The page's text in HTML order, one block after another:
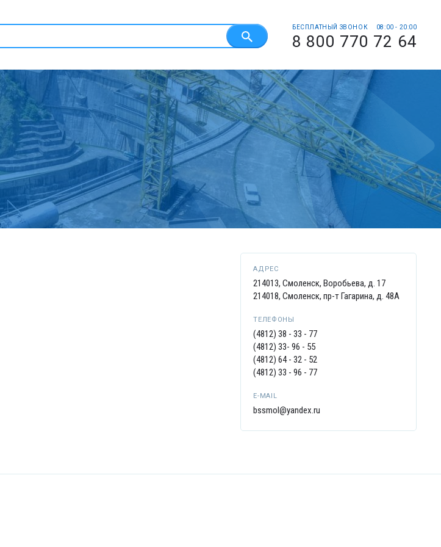
БЕСПЛАТНЫЙ ЗВОНОК 08:00 - 20:00
8 800 770 72 64
АДРЕС
214013, Смоленск, Воробьева, д. 17
214018, Смоленск, пр-т Гагарина, д. 48А
ТЕЛЕФОНЫ
(4812) 38 - 33 - 77
(4812) 33- 96 - 55
(4812) 64 - 32 - 52
(4812) 33 - 96 - 77
E-MAIL
bssmol@yandex.ru